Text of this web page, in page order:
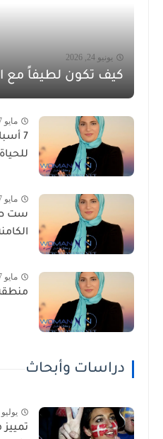
يونيو 24, 2026
كيف تكون لطيفاً مع
مايو 7, 2026
7
للحياة
مايو 7, 2026
ست
مايو 7, 2026
دراسات وأبحاث
يوليو 21, 2026